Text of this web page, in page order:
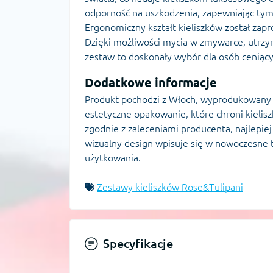
odporność na uszkodzenia, zapewniając
Ergonomiczny kształt kieliszków został
Dzięki możliwości mycia w zmywarce,
zestaw to doskonały wybór dla osób
Dodatkowe informacje
Produkt pochodzi z Włoch,
estetyczne opakowanie, które chroni
zgodnie z zaleceniami producenta,
wizualny design wpisuje się w
użytkowania.
Zestawy kieliszków Rose&Tulipani
Specyfikacje